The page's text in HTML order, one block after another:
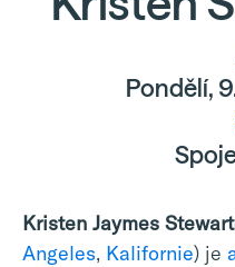
Pondělí,
Kristen Jaymes
Angeles, Kalifornie) je